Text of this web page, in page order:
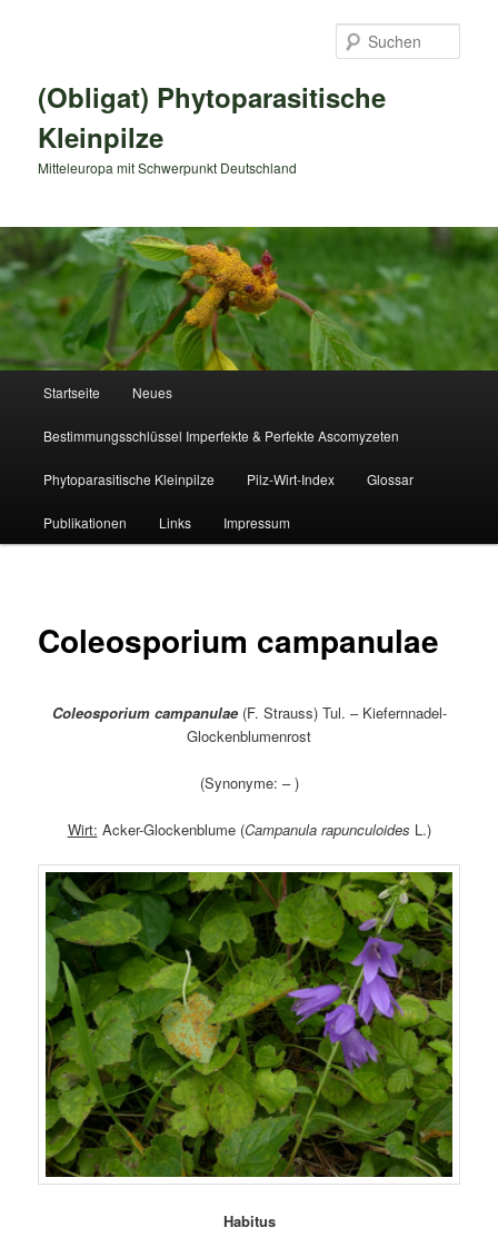
(Obligat) Phytoparasitische
Kleinpilze
Mitteleuropa mit Schwerpunkt Deutschland
Startseite Neues
Bestimmungsschlüssel Imperfekte & Perfekte Ascomyzeten
Phytoparasitische Kleinpilze Pilz-Wirt-Index Glossar
Publikationen Links Impressum
Coleosporium campanulae
Coleosporium campanulae(F. Strauss) Tul. – Kiefernnadel-
Glockenblumenrost
(Synonyme: – )
Wirt: Acker-Glockenblume (Campanula rapunculoides L.)
Habitus